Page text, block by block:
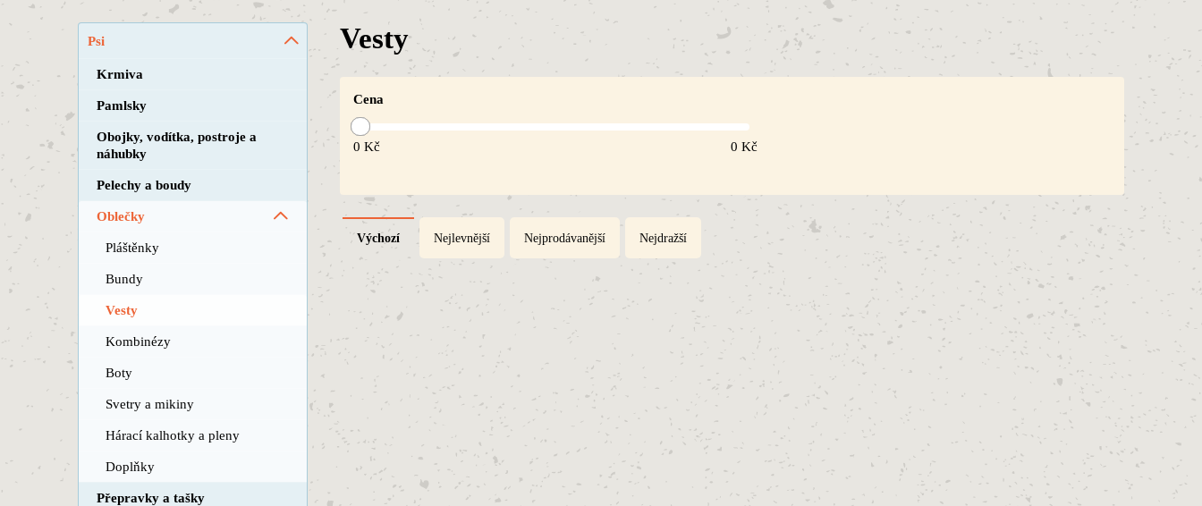
Psi
Krmiva
Pamlsky
Obojky, vodítka, postroje a
náhubky
Pelechy a boudy
Oblečky
Pláštěnky
Bundy
Vesty
Kombinézy
Boty
Svetry a mikiny
Hárací kalhotky a pleny
Doplňky
Přepravky a tašky
Vesty
Cena
0 Kč 0 Kč
Výchozí Nejlevnější Nejprodávanější Nejdražší